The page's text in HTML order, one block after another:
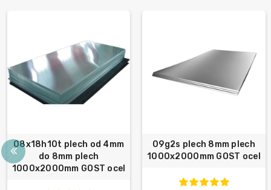
08x18h10t plech od 4mm
do 8mm plech
1000x2000mm GOST ocel
09g2s plech 8mm plech
1000x2000mm GOST ocel